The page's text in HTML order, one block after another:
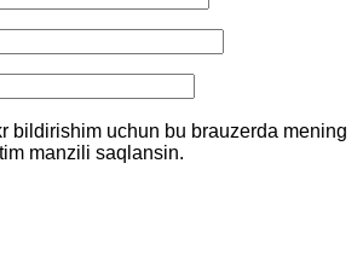
bildirishim uchun bu brauzerda mening
manzili saqlansin.